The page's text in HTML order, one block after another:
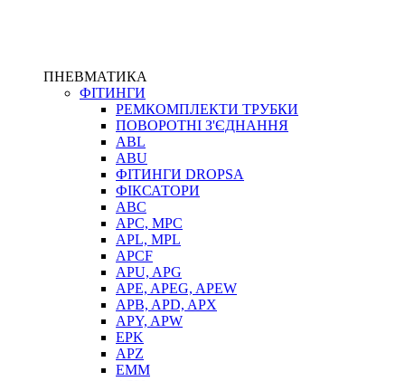
ПНЕВМАТИКА
ФІТИНГИ
РЕМКОМПЛЕКТИ ТРУБКИ
ПОВОРОТНІ З'ЄДНАННЯ
ABL
ABU
ФІТИНГИ DROPSA
ФІКСАТОРИ
ABC
APC, MPC
APL, MPL
APCF
APU, APG
APE, APEG, APEW
APB, APD, APX
APY, APW
EPK
APZ
EMM